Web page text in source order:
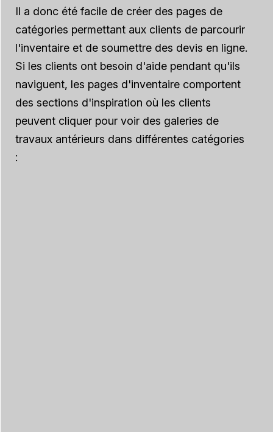
Il a donc été facile de créer des pages de
catégories permettant aux clients de parcourir
l'inventaire et de soumettre des devis en ligne.
Si les clients ont besoin d'aide pendant qu'ils
naviguent, les pages d'inventaire comportent
des sections d'inspiration où les clients
peuvent cliquer pour voir des galeries de
travaux antérieurs dans différentes catégories
: